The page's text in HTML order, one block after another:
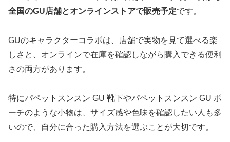
全国のGU店舗とオンラインストアで販売予定です。
GUのキャラクターコラボは、店舗で実物を見て選べる楽
しさと、オンラインで在庫を確認しながら購入できる便利
さの両方があります。
特にパペットスンスン GU 靴下やパペットスンスン GU ポ
ーチのような小物は、サイズ感や色味を確認したい人も多
いので、自分に合った購入方法を選ぶことが大切です。